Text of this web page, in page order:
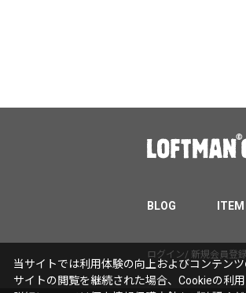
BLOG ITEM
ログイン/ 新規会員登録
当サイトでは利用体験の向上およびコンテン
サイトの閲覧を継続された場合、Cookieの利